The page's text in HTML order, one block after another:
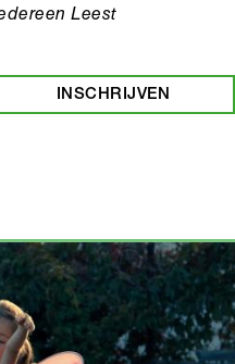
Leest
INSCHRIJVEN